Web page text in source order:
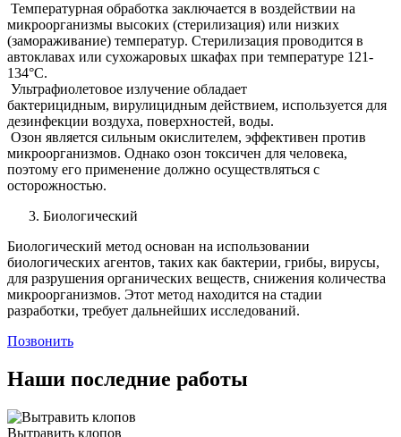
Температурная обработка заключается в воздействии на
микроорганизмы высоких (стерилизация) или низких
(замораживание) температур. Стерилизация проводится в
автоклавах или сухожаровых шкафах при температуре 121-
134°C.
Ультрафиолетовое излучение обладает
бактерицидным, вирулицидным действием, используется для
дезинфекции воздуха, поверхностей, воды.
Озон является сильным окислителем, эффективен против
микроорганизмов. Однако озон токсичен для человека,
поэтому его применение должно осуществляться с
осторожностью.
Биологический
Биологический метод основан на использовании
биологических агентов, таких как бактерии, грибы, вирусы,
для разрушения органических веществ, снижения количества
микроорганизмов. Этот метод находится на стадии
разработки, требует дальнейших исследований.
Позвонить
Наши последние работы
Вытравить клопов